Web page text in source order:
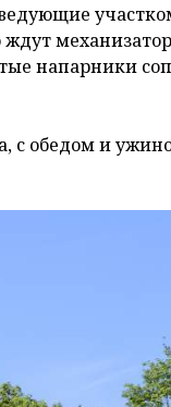
напарники
с обедом и